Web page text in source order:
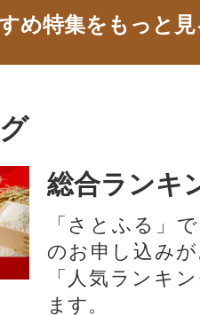
め特集をもっと
総合ランキ
「さとふる」
のお申し込み
「人気ランキ
ます。